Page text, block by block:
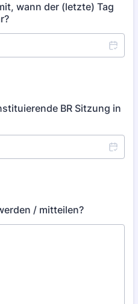
wann der (letzte) Tag
BR Sitzung in
/ mitteilen?